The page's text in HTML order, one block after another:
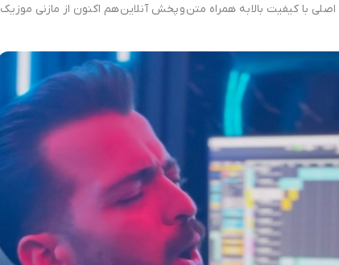
اصلی با کیفیت بالا به همراه متن و پخش آنلاین هم اکنون از مازنی موزیک